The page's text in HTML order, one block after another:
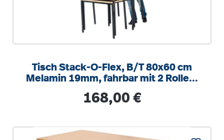
Tisch Stack-O-Flex, B/T 80x60 cm
Melamin 19mm, fahrbar mit 2 Rollen,
Regulärer Preis:
168,00 €